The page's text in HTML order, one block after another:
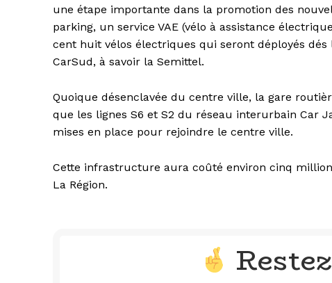
une étape importante dans la promotion des
parking, un service VAE (vélo à assistance
cent huit vélos électriques qui seront déployés
CarSud, à savoir la Semittel.
Quoique désenclavée du centre ville, la gare
que les lignes S6 et S2 du réseau interurbain Car
mises en place pour rejoindre le centre ville.
Cette infrastructure aura coûté environ cinq
La Région.